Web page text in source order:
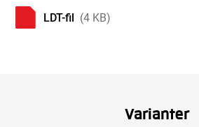
LDT-fil (4 KB)
Varianter